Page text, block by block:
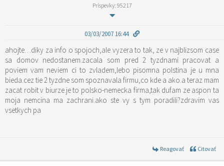
Príspevky: 95217
03/03/2007 16:44
ahojte…diky za info o spojoch,ale vyzera to tak, ze v najblizsom case
sa domov nedostanem.zacala som pred 2 tyzdnami pracovat a
poviem vam neviem ci to zvladem,lebo pisomna polstina je u mna
bieda.cez tie 2 tyzdne som spoznavala firmu,co kde a ako.a teraz mam
zacat robit v biurze.je to polsko-nemecka firma,tak dufam ze aspon ta
moja nemcina ma zachrani.ako ste vy s tym poradili?zdravim vas
vsetkych pa
Reagovať Citovať